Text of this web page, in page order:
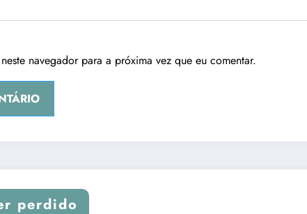
navegador para a próxima vez que eu comentar.
perdido